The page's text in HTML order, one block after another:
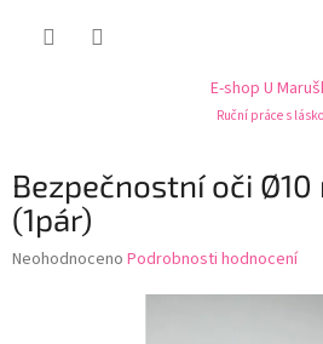
E-shop U
Ruční práce s
Bezpečnostní oči
(1pár)
Průměrné
Neohodnoceno Podrobnosti hodnocení